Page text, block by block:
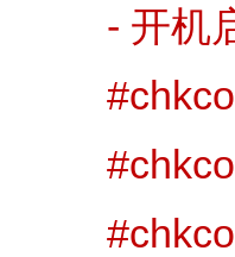
- 开机